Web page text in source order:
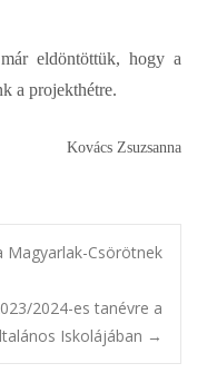
eldöntöttük, hogy a
a projekthétre.
Kovács Zsuzsanna
Magyarlak-Csörötnek
2024-es tanévre a
Iskolájában →